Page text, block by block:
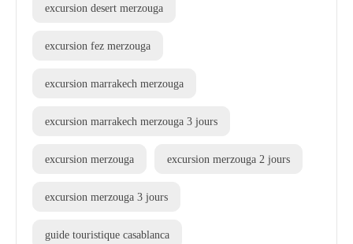
excursion desert merzouga
excursion fez merzouga
excursion marrakech merzouga
excursion marrakech merzouga 3 jours
excursion merzouga excursion merzouga 2 jours
excursion merzouga 3 jours
guide touristique casablanca